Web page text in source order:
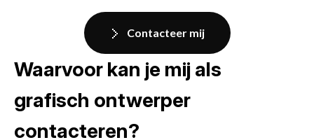
Contacteer mij
Waarvoor kan je mij als
grafisch ontwerper
contacteren?